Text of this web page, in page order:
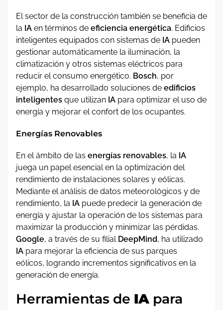
El sector de la construcción también se beneficia de
la IA en términos de eficiencia energética. Edificios
inteligentes equipados con sistemas de IA pueden
gestionar automáticamente la iluminación, la
climatización y otros sistemas eléctricos para
reducir el consumo energético. Bosch, por
ejemplo, ha desarrollado soluciones de edificios
inteligentes que utilizan IA para optimizar el uso de
energía y mejorar el confort de los ocupantes.
Energías Renovables
En el ámbito de las energías renovables, la IA
juega un papel esencial en la optimización del
rendimiento de instalaciones solares y eólicas.
Mediante el análisis de datos meteorológicos y de
rendimiento, la IA puede predecir la generación de
energía y ajustar la operación de los sistemas para
maximizar la producción y minimizar las pérdidas.
Google, a través de su filial DeepMind, ha utilizado
IA para mejorar la eficiencia de sus parques
eólicos, logrando incrementos significativos en la
generación de energía.
Herramientas de IA para